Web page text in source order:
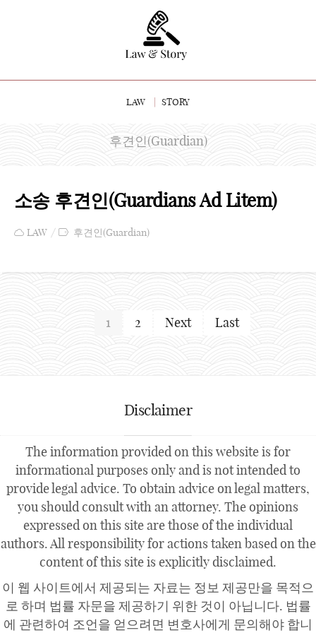
LAW STORY
후견인(Guardian)
소송 후견인(Guardians Ad Litem)
LAW 후견인(Guardian)
1 2 Next Last
Disclaimer
The information provided on this website is for
informational purposes only and is not intended to
provide legal advice. To obtain advice on legal matters,
you should consult with an attorney. The opinions
expressed on this site are those of the individual
authors. All responsibility for actions taken based on the
content of this site is explicitly disclaimed.
이 웹 사이트에서 제공되는 자료는 정보 제공만을 목적으
로 하며 법률 자문을 제공하기 위한 것이 아닙니다. 법률
에 관련하여 조언을 얻으려면 변호사에게 문의해야 합니